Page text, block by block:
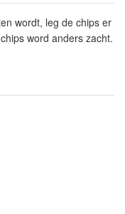
wordt, leg de chips er
word anders zacht.